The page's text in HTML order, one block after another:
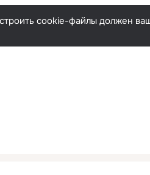
cookie-файлы должен